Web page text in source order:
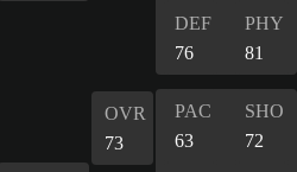
DEF
76
PHY
81
OVR
73
PAC
63
SHO
72